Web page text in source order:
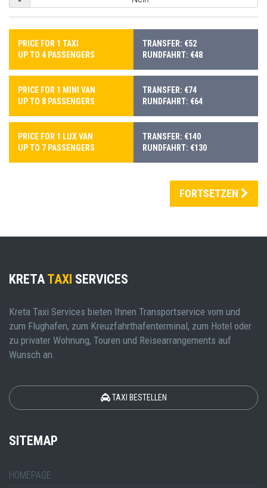
PRICE FOR 1 TAXI
UP TO 4 PASSENGERS
TRANSFER: €52
RUNDFAHRT: €48
PRICE FOR 1 MINI VAN
UP TO 8 PASSENGERS
TRANSFER: €74
RUNDFAHRT: €64
PRICE FOR 1 LUX VAN
UP TO 7 PASSENGERS
TRANSFER: €140
RUNDFAHRT: €130
FORTSETZEN
KRETA TAXI SERVICES
Kreta Taxi Services bieten Ihnen Transportservice vom und
zum Flughafen, zum Kreuzfahrthafenterminal, zum Hotel oder
zu privater Wohnung, Touren und Reisearrangements auf
Wunsch an.
TAXI BESTELLEN
SITEMAP
HOMEPAGE